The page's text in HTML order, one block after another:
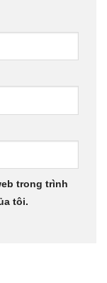
trong trình
tôi.